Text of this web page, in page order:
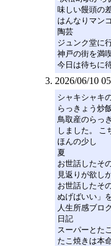
味しい饅頭の
はんなりマン
陶芸
ジュンク堂に
神戸の街を満
今日は待ちに
2026/06/10
シャキシャキ
らっきょう炒
鳥取産のらっ
しました。 こ
ほんの少し
夏
お世話したそ
見返りが欲し
お世話したそ
ぬげばいい」
人生所感ブロ
日記
スーパーとた
たこ焼きは本